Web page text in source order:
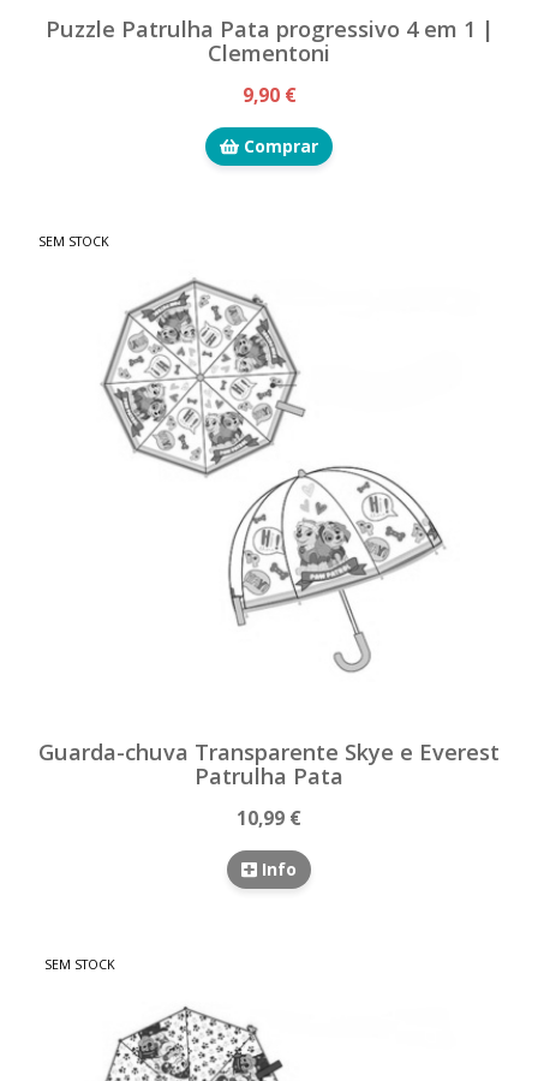
Puzzle Patrulha Pata progressivo 4 em 1 |
Clementoni
9,90 €
Comprar
SEM STOCK
Guarda-chuva Transparente Skye e Everest
Patrulha Pata
10,99 €
Info
SEM STOCK